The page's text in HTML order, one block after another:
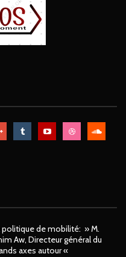
politique de mobilité: » M.
Aw, Directeur général du
axes autour «